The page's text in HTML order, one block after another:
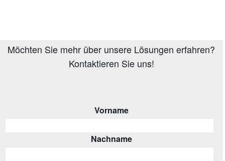
Möchten Sie mehr über unsere Lösungen erfahren?
Kontaktieren Sie uns!
Vorname
Nachname